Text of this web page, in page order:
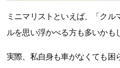
ミニマリストといえば、「クル
ルを思い浮かべる方も多いかも
実際、私自身も車がなくても困